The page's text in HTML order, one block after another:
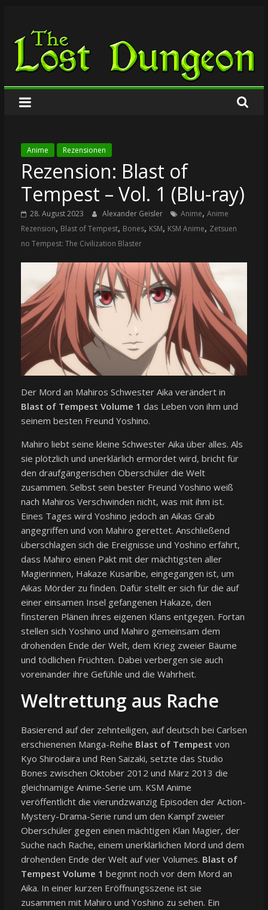
springen
The
Lost
Dungeon
Anime Rezensionen
Rezension: Blast of
Tempest – Vol. 1 (Blu-ray)
28. August 2023 Alexander Geisler Anime, Anime
Rezension, Blast of Tempest, Bones, KSM, KSM Anime, Zetsuen
no Tempest: The Civilization Blaster
Der Mord an Mahiros Schwester Aika verändert in
Blast of Tempest Volume 1 das Leben von ihm und
seinem besten Freund Yoshino.
Mahiro liebt seine kleine Schwester Aika über alles. Als
sie plötzlich und unerklärlich ermordet wird, bricht für
den draufgängerischen Oberschüler die Welt
zusammen. Selbst sein bester Freund Yoshino weiß
nach Mahiros Verschwinden nicht, was mit ihm ist.
Eines Tages wird Yoshino jedoch an Aikas Grab
angegriffen und von Mahiro gerettet. Anschließend
überschlagen sich die Ereignisse und Yoshino erfährt,
dass Mahiro einen Pakt mit der mächtigsten aller
Magierinnen, Hakaze Kusaribe, eingegangen ist, um
Aikas Mörder zu finden. Dafür stellt er sich für die auf
einer einsamen Insel gefangenen Hakaze, den
finsteren Plänen ihres eigenen Klans entgegen. Fortan
stellen sich Yoshino und Mahiro gemeinsam dem
drohenden Ende der Welt, dem Krieg zweier Bäume
und tödlichen Früchten. Dabei verbergen sie auch
voreinander ihre Gefühle und die Wahrheit.
Weltrettung aus Rache
Basierend auf der zehnteiligen, auf deutsch bei Carlsen
erschienenen Manga-Reihe Blast of Tempest von
Kyo Shirodaira und Ren Saizaki, setzte das Studio
Bones zwischen Oktober 2012 und März 2013 die
gleichnamige Anime-Serie um. KSM Anime
veröffentlicht die vierundzwanzig Episoden der Action-
Mystery-Drama-Serie rund um den Kampf zweier
Oberschüler gegen einen mächtigen Klan Magier, der
Suche nach Rache, einem unerklärlichen Mord und dem
drohenden Ende der Welt auf vier Volumes. Blast of
Tempest Volume 1 beginnt noch vor dem Mord an
Aika. In einer kurzen Eröffnungsszene ist sie
zusammen mit Mahiro und Yoshino zu sehen. Ein